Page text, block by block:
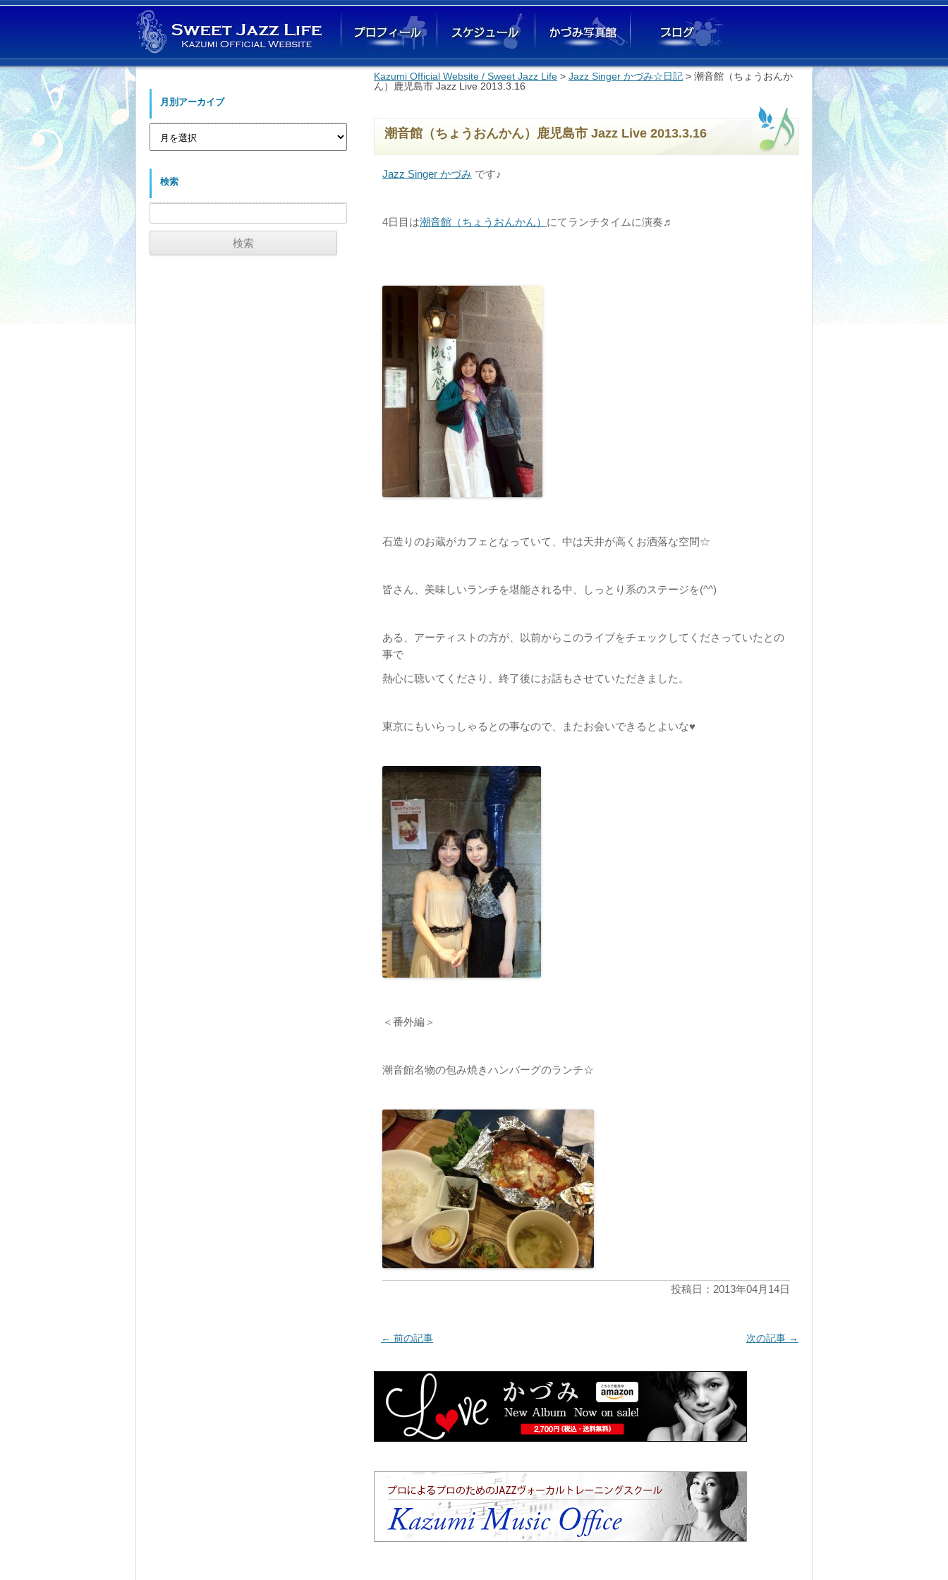
コンテンツへ移動
Kazumi Official Website / Sweet Jazz Life > Jazz Singer かづみ☆日記 > 潮音館（ちょうおんか
ん）鹿児島市 Jazz Live 2013.3.16
潮音館（ちょうおんかん）鹿児島市 Jazz Live 2013.3.16
Jazz Singer かづみ です♪
4日目は潮音館（ちょうおんかん） にてランチタイムに演奏♬
石造りのお蔵がカフェとなっていて、中は天井が高くお洒落な空間☆
皆さん、美味しいランチを堪能される中、しっとり系のステージを(^^)
ある、アーティストの方が、以前からこのライブをチェックしてくださっていたとの
事で
熱心に聴いてくださり、終了後にお話もさせていただきました。
東京にもいらっしゃるとの事なので、またお会いできるとよいな♥
＜番外編＞
潮音館名物の包み焼きハンバーグのランチ☆
投稿日：2013年04月14日
← 前の記事 次の記事 →
月別アーカイブ
月
カ
検索
検